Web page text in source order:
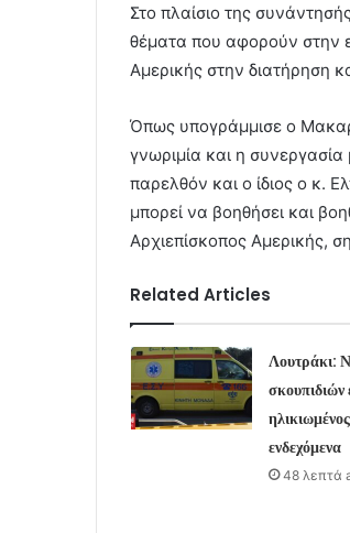
Στο πλαίσιο της
θέματα που αφορούν στην
Αμερικής στην διατήρηση
Όπως υπογράμμισε ο
γνωριμία και η συνεργασία
παρελθόν και ο ίδιος ο κ.
μπορεί να βοηθήσει και
Αρχιεπίσκοπος Αμερικής,
Related Articles
Λουτράκι:
σκουπιδιών
ενδεχόμενα
48 λεπτά